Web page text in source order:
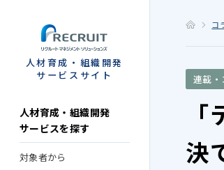
人材育成・組織開発
サービスサイト
人材育成・組織開発
サービスを探す
対象者から
コ
連載・
決